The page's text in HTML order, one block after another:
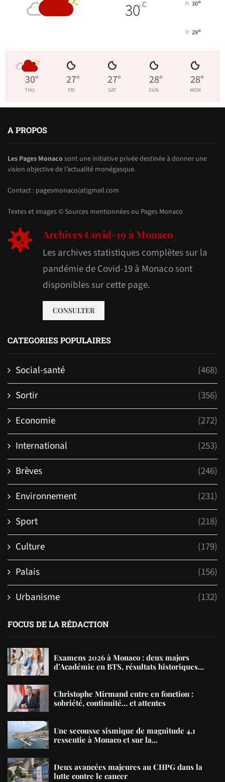
30°C 30°
29°
30°
THU
27°
FRI
27°
SAT
28°
SUN
28°
MON
A PROPOS
Les Pages Monacosont une initiative privée destinée à donner une
vision objective de l’actualité monégasque.
Contact : pagesmonaco(at)gmail.com
Textes et images © Sources mentionnées ou Pages Monaco
Archives Covid-19 à Monaco
Les archives statistiques complètes sur la
pandémie de Covid-19 à Monaco sont
disponibles sur cette page.
CONSULTER
CATEGORIES POPULAIRES
Social-santé
(468)
Sortir
(356)
Economie
(272)
International
(253)
Brèves
(246)
Environnement
(231)
Sport
(218)
Culture
(179)
Palais
(156)
Urbanisme
(132)
FOCUS DE LA RÉDACTION
Examens 2026 à Monaco : deux majors
d’Académie en BTS, résultats historiques...
Christophe Mirmand entre en fonction :
sobriété, continuité… et attentes
Une secousse sismique de magnitude 4,1
ressentie à Monaco et sur la...
Deux avancées majeures au CHPG dans la
lutte contre le cancer